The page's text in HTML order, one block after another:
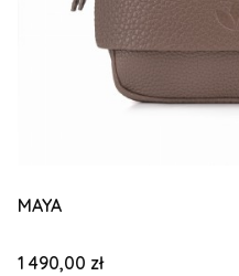
MAYA
Cena
1 490,00 zł